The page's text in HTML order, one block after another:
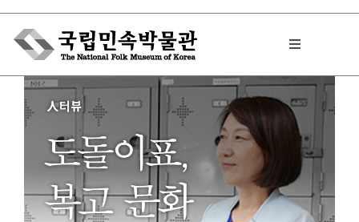
Skip
content
Toggle
박물관에서는
민속이야기